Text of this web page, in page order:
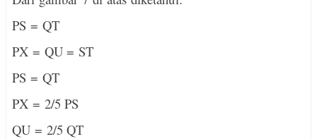
PS = QT
PX = QU = ST
PS = QT
PX = 2/5 PS
QU = 2/5 QT